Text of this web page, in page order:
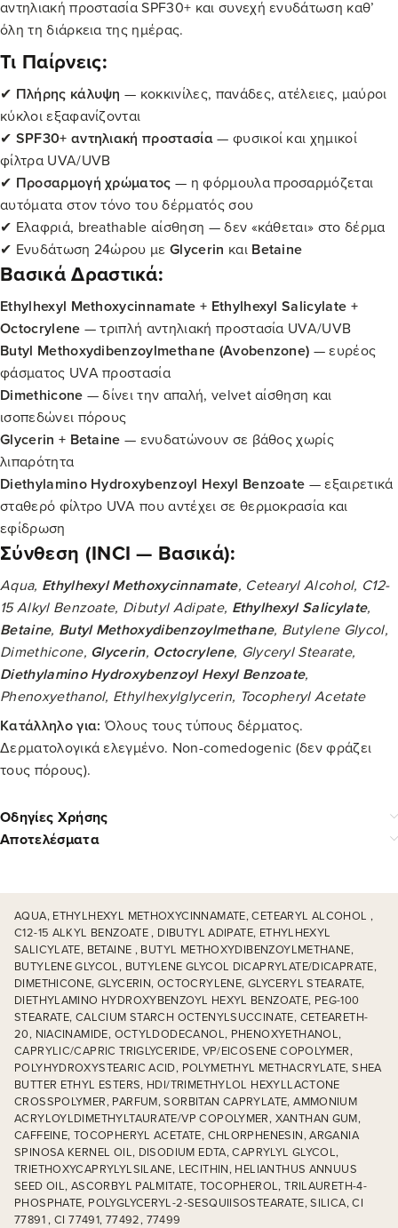
αντηλιακή προστασία SPF30+ και συνεχή ενυδάτωση καθ’
όλη τη διάρκεια της ημέρας.
Τι Παίρνεις:
✔ Πλήρης κάλυψη — κοκκινίλες, πανάδες, ατέλειες, μαύροι
κύκλοι εξαφανίζονται
✔ SPF30+ αντηλιακή προστασία— φυσικοί και χημικοί
φίλτρα UVA/UVB
✔ Προσαρμογή χρώματος — η φόρμουλα προσαρμόζεται
αυτόματα στον τόνο του δέρματός σου
✔ Ελαφριά, breathable αίσθηση — δεν «κάθεται» στο δέρμα
✔ Ενυδάτωση 24ώρου μεGlycerin και Betaine
Βασικά Δραστικά:
Ethylhexyl Methoxycinnamate + Ethylhexyl Salicylate +
Octocrylene — τριπλή αντηλιακή προστασία UVA/UVB
Butyl Methoxydibenzoylmethane (Avobenzone) — ευρέος
φάσματος UVA προστασία
Dimethicone — δίνει την απαλή, velvet αίσθηση και
ισοπεδώνει πόρους
Glycerin + Betaine — ενυδατώνουν σε βάθος χωρίς
λιπαρότητα
Diethylamino Hydroxybenzoyl Hexyl Benzoate — εξαιρετικά
σταθερό φίλτρο UVA που αντέχει σε θερμοκρασία και
εφίδρωση
Σύνθεση (INCI — Βασικά):
Aqua, Ethylhexyl Methoxycinnamate, Cetearyl Alcohol, C12-
15 Alkyl Benzoate, Dibutyl Adipate, Ethylhexyl Salicylate,
Betaine, Butyl Methoxydibenzoylmethane, Butylene Glycol,
Dimethicone, Glycerin, Octocrylene, Glyceryl Stearate,
Diethylamino Hydroxybenzoyl Hexyl Benzoate,
Phenoxyethanol, Ethylhexylglycerin, Tocopheryl Acetate
Κατάλληλο για: Όλους τους τύπους δέρματος.
Δερματολογικά ελεγμένο. Non-comedogenic (δεν φράζει
τους πόρους).
Οδηγίες Χρήσης
Αποτελέσματα
AQUA, ETHYLHEXYL METHOXYCINNAMATE, CETEARYL ALCOHOL ,
C12-15 ALKYL BENZOATE , DIBUTYL ADIPATE, ETHYLHEXYL
SALICYLATE, BETAINE , BUTYL METHOXYDIBENZOYLMETHANE,
BUTYLENE GLYCOL, BUTYLENE GLYCOL DICAPRYLATE/DICAPRATE,
DIMETHICONE, GLYCERIN, OCTOCRYLENE, GLYCERYL STEARATE,
DIETHYLAMINO HYDROXYBENZOYL HEXYL BENZOATE, PEG-100
STEARATE, CALCIUM STARCH OCTENYLSUCCINATE, CETEARETH-
20, NIACINAMIDE, OCTYLDODECANOL, PHENOXYETHANOL,
CAPRYLIC/CAPRIC TRIGLYCERIDE, VP/EICOSENE COPOLYMER,
POLYHYDROXYSTEARIC ACID, POLYMETHYL METHACRYLATE, SHEA
BUTTER ETHYL ESTERS, HDI/TRIMETHYLOL HEXYLLACTONE
CROSSPOLYMER, PARFUM, SORBITAN CAPRYLATE, AMMONIUM
ACRYLOYLDIMETHYLTAURATE/VP COPOLYMER, XANTHAN GUM,
CAFFEINE, TOCOPHERYL ACETATE, CHLORPHENESIN, ARGANIA
SPINOSA KERNEL OIL, DISODIUM EDTA, CAPRYLYL GLYCOL,
TRIETHOXYCAPRYLYLSILANE, LECITHIN, HELIANTHUS ANNUUS
SEED OIL, ASCORBYL PALMITATE, TOCOPHEROL, TRILAURETH-4-
PHOSPHATE, POLYGLYCERYL-2-SESQUIISOSTEARATE, SILICA, CI
77891 , CI 77491, 77492, 77499